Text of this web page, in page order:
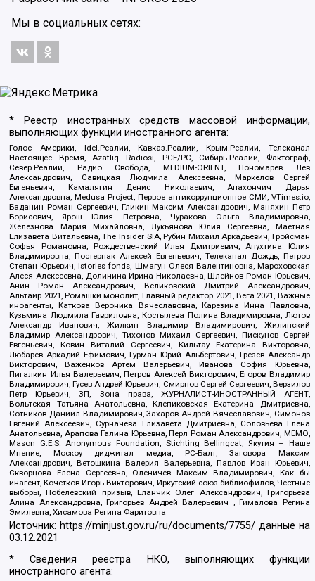
Мы в социальных сетях:
* Реестр иностранных средств массовой информации,
выполняющих функции иностранного агента:
Голос Америки, Idel.Реалии, Кавказ.Реалии, Крым.Реалии, Телеканал
Настоящее Время, Azatliq Radiosi, PCE/PC, Сибирь.Реалии, Фактограф,
Север.Реалии, Радио Свобода, MEDIUM-ORIENT, Пономарев Лев
Александрович, Савицкая Людмила Алексеевна, Маркелов Сергей
Евгеньевич, Камалягин Денис Николаевич, Апахончич Дарья
Александровна, Medusa Project, Первое антикоррупционное СМИ, VTimes.io,
Баданин Роман Сергеевич, Гликин Максим Александрович, Маняхин Петр
Борисович, Ярош Юлия Петровна, Чуракова Ольга Владимировна,
Железнова Мария Михайловна, Лукьянова Юлия Сергеевна, Маетная
Елизавета Витальевна, The Insider SIA, Рубин Михаил Аркадьевич, Гройсман
Софья Романовна, Рождественский Илья Дмитриевич, Апухтина Юлия
Владимировна, Постернак Алексей Евгеньевич, Телеканал Дождь, Петров
Степан Юрьевич, Istories fonds, Шмагун Олеся Валентиновна, Мароховская
Алеся Алексеевна, Долинина Ирина Николаевна, Шлейнов Роман Юрьевич,
Анин Роман Александрович, Великовский Дмитрий Александрович,
Альтаир 2021, Ромашки монолит, Главный редактор 2021, Вега 2021, Важные
иноагенты, Каткова Вероника Вячеславовна, Карезина Инна Павловна,
Кузьмина Людмила Гавриловна, Костылева Полина Владимировна, Лютов
Александр Иванович, Жилкин Владимир Владимирович, Жилинский
Владимир Александрович, Тихонов Михаил Сергеевич, Пискунов Сергей
Евгеньевич, Ковин Виталий Сергеевич, Кильтау Екатерина Викторовна,
Любарев Аркадий Ефимович, Гурман Юрий Альбертович, Грезев Александр
Викторович, Важенков Артем Валерьевич, Иванова София Юрьевна,
Пигалкин Илья Валерьевич, Петров Алексей Викторович, Егоров Владимир
Владимирович, Гусев Андрей Юрьевич, Смирнов Сергей Сергеевич, Верзилов
Петр Юрьевич, ЗП, Зона права, ЖУРНАЛИСТ-ИНОСТРАННЫЙ АГЕНТ,
Вольтская Татьяна Анатольевна, Клепиковская Екатерина Дмитриевна,
Сотников Даниил Владимирович, Захаров Андрей Вячеславович, Симонов
Евгений Алексеевич, Сурначева Елизавета Дмитриевна, Соловьева Елена
Анатольевна, Арапова Галина Юрьевна, Перл Роман Александрович, МЕМО,
Mason G.E.S. Anonymous Foundation, Stichting Bellingcat, Якутия – Наше
Мнение, Москоу диджитал медиа, РС-Балт, Заговора Максим
Александрович, Ветошкина Валерия Валерьевна, Павлов Иван Юрьевич,
Скворцова Елена Сергеевна, Оленичев Максим Владимирович, Как бы
инагент, Кочетков Игорь Викторович, Иркутский союз библиофилов, Честные
выборы, Нобелевский призыв, Еланчик Олег Александрович, Григорьева
Алина Александровна, Григорьев Андрей Валерьевич , Гималова Регина
Эмилевна, Хисамова Регина Фаритовна
Источник: https://minjust.gov.ru/ru/documents/7755/ данные на
03.12.2021
* Сведения реестра НКО, выполняющих функции
иностранного агента: